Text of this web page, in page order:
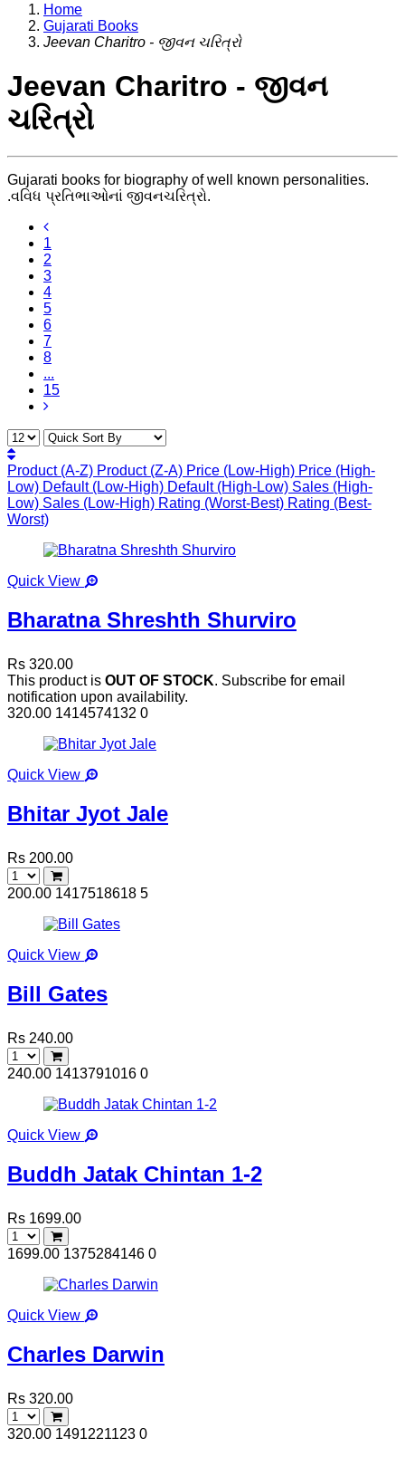
Home
Gujarati Books
Jeevan Charitro - જીવન ચરિત્રો
Jeevan Charitro - જીવન
ચરિત્રો
Gujarati books for biography of well known personalities.
.વવિધ પ્રતિભાઓનાં જીવનચરિત્રો.
1
2
3
4
5
6
7
8
...
15
Product (A-Z) Product (Z-A) Price (Low-High) Price (High-
Low) Default (Low-High) Default (High-Low) Sales (High-
Low) Sales (Low-High) Rating (Worst-Best) Rating (Best-
Worst)
Quick View
Bharatna Shreshth Shurviro
Rs 320.00
This product is OUT OF STOCK. Subscribe for email
notification upon availability.
320.00 1414574132 0
Quick View
Bhitar Jyot Jale
Rs 200.00
200.00 1417518618 5
Quick View
Bill Gates
Rs 240.00
240.00 1413791016 0
Quick View
Buddh Jatak Chintan 1-2
Rs 1699.00
1699.00 1375284146 0
Quick View
Charles Darwin
Rs 320.00
320.00 1491221123 0